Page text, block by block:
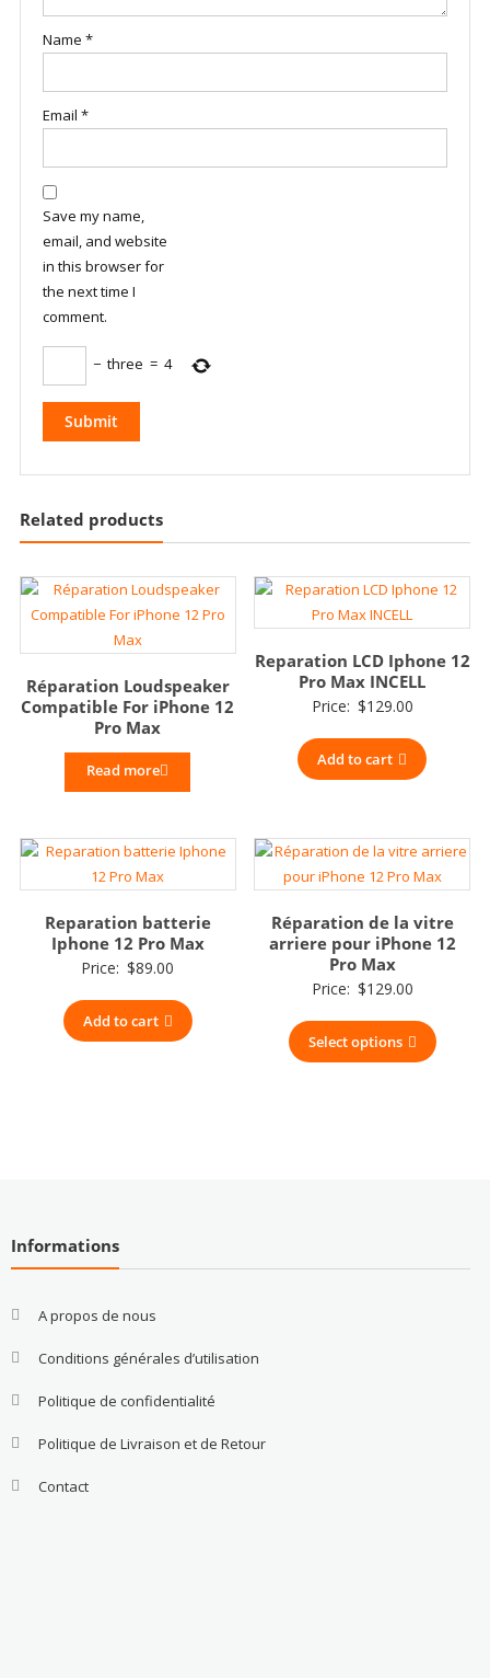
Name *
Email *
Save my name,
email, and website
in this browser for
the next time I
comment.
− three = 4
Related products
Réparation Loudspeaker
Compatible For iPhone 12
Pro Max
Read more
Reparation LCD Iphone 12
Pro Max INCELL
Price: $129.00
Add to cart
Reparation batterie
Iphone 12 Pro Max
Price: $89.00
Add to cart
Réparation de la vitre
arriere pour iPhone 12
Pro Max
Price: $129.00
Select options
Informations
A propos de nous
Conditions générales d’utilisation
Politique de confidentialité
Politique de Livraison et de Retour
Contact